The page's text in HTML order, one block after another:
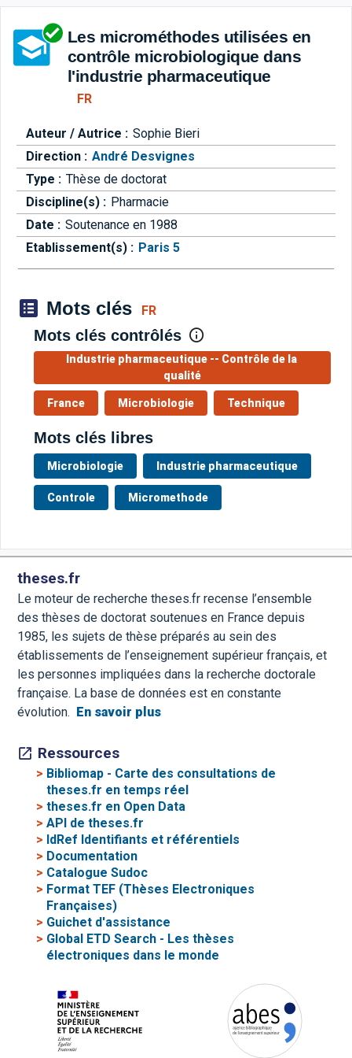
Aller directement à la barre
Les microméthodes utilisées en
contrôle microbiologique dans
l'industrie pharmaceutique
FR
Auteur / Autrice : Sophie Bieri
Direction : André Desvignes
Type : Thèse de doctorat
Discipline(s) : Pharmacie
Date : Soutenance en 1988
Etablissement(s) : Paris 5
Mots clés FR
Mots clés contrôlés
Industrie pharmaceutique -- Contrôle de la
qualité
France Microbiologie Technique
Mots clés libres
Microbiologie Industrie pharmaceutique
Controle Micromethode
theses.fr
Le moteur de recherche theses.fr recense l’ensemble
des thèses de doctorat soutenues en France depuis
1985, les sujets de thèse préparés au sein des
établissements de l’enseignement supérieur français, et
les personnes impliquées dans la recherche doctorale
française. La base de données est en constante
évolution.
En savoir plus
Ressources
> Bibliomap - Carte des consultations de
theses.fr en temps réel
>theses.fr en Open Data
>API de theses.fr
> IdRef Identifiants et référentiels
> Documentation
> Catalogue Sudoc
> Format TEF (Thèses Electroniques
Françaises)
> Guichet d'assistance
> Global ETD Search - Les thèses
électroniques dans le monde